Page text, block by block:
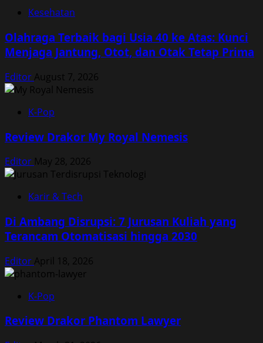
Kesehatan
Olahraga Terbaik bagi Usia 40 ke Atas: Kunci
Menjaga Jantung, Otot, dan Otak Tetap Prima
Editor August 7, 2026
K-Pop
Review Drakor My Royal Nemesis
Editor May 28, 2026
Karir & Tech
Di Ambang Disrupsi: 7 Jurusan Kuliah yang
Terancam Otomatisasi hingga 2030
Editor April 18, 2026
K-Pop
Review Drakor Phantom Lawyer